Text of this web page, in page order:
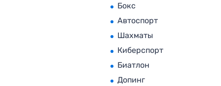
Бокс
Автоспорт
Шахматы
Киберспорт
Биатлон
Допинг